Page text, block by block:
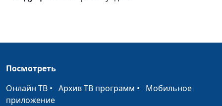
Мир во грехах
Светлана Малова,
Посмотреть
Онлайн ТВ • Архив ТВ программ • Мобильное
приложение